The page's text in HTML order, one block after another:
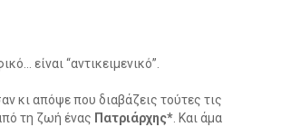
είναι “αντικειμενικό”.
κι απόψε που διαβάζεις τούτες τις
τη ζωή ένας Πατριάρχης*. Και άμα